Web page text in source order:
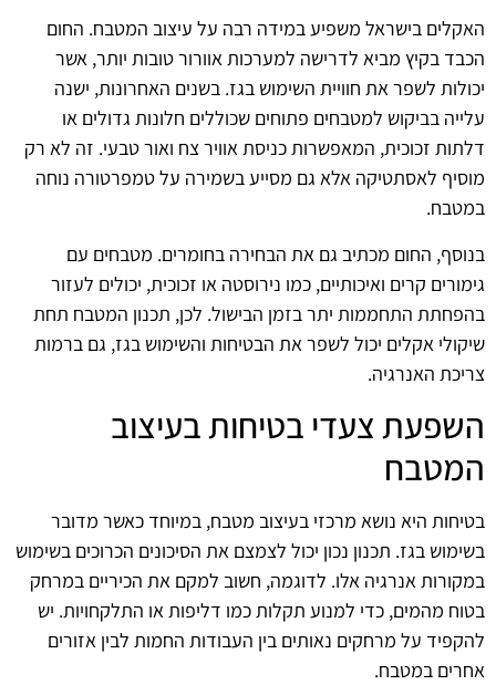
האקלים בישראל משפיע במידה רבה על עיצוב המטבח. החום
הכבד בקיץ מביא לדרישה למערכות אוורור טובות יותר, אשר
יכולות לשפר את חוויית השימוש בגז. בשנים האחרונות, ישנה
עלייה בביקוש למטבחים פתוחים שכוללים חלונות גדולים או
דלתות זכוכית, המאפשרות כניסת אוויר צח ואור טבעי. זה לא רק
מוסיף לאסתטיקה אלא גם מסייע בשמירה על טמפרטורה נוחה
במטבח.
בנוסף, החום מכתיב גם את הבחירה בחומרים. מטבחים עם
גימורים קרים ואיכותיים, כמו נירוסטה או זכוכית, יכולים לעזור
בהפחתת התחממות יתר בזמן הבישול. לכן, תכנון המטבח תחת
שיקולי אקלים יכול לשפר את הבטיחות והשימוש בגז, גם ברמות
צריכת האנרגיה.
השפעת צעדי בטיחות בעיצוב
המטבח
בטיחות היא נושא מרכזי בעיצוב מטבח, במיוחד כאשר מדובר
בשימוש בגז. תכנון נכון יכול לצמצם את הסיכונים הכרוכים בשימוש
במקורות אנרגיה אלו. לדוגמה, חשוב למקם את הכיריים במרחק
בטוח מהמים, כדי למנוע תקלות כמו דליפות או התלקחויות. יש
להקפיד על מרחקים נאותים בין העבודות החמות לבין אזורים
אחרים במטבח.